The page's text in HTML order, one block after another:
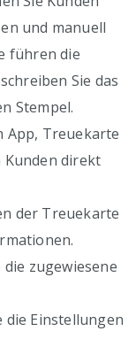
und manuell
führen die
Sie das
Stempel.
App, Treuekarte
direkt
der Treuekarte
zugewiesene
die Einstellungen